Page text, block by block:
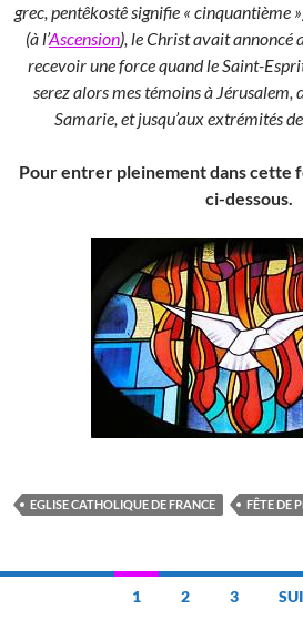
grec, pentêkostê signifie « cinquantième
(à l’Ascension), le Christ avait annoncé
recevoir une force quand le Saint-
serez alors mes témoins à Jérusalem,
Samarie, et jusqu’aux extrémités
Pour entrer pleinement dans cette
ci-dessous.
EGLISE CATHOLIQUE DE FRANCE FÊTE DE
Navigation
1 2 3